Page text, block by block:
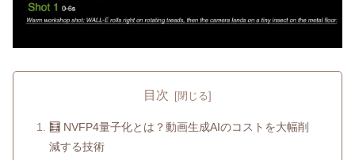
目次
🧮 NVFP4量子化とは？動画生成AIのコストを大幅削
減する技術